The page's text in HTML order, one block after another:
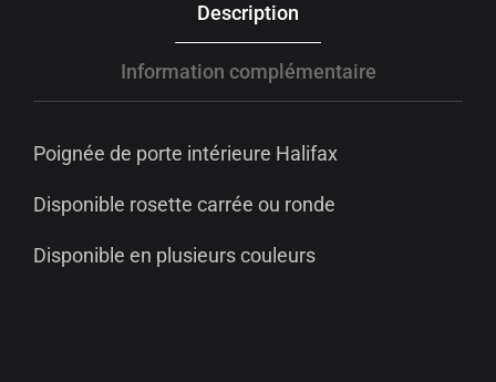
Description
Information complémentaire
Poignée de porte intérieure Halifax
Disponible rosette carrée ou ronde
Disponible en plusieurs couleurs